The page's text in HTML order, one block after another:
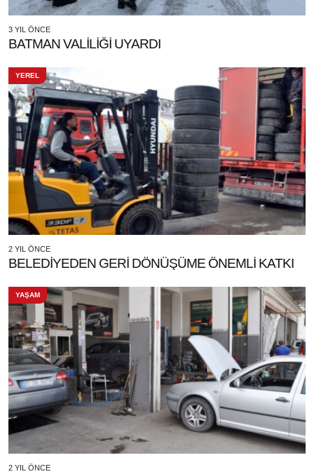
3 YIL ÖNCE
BATMAN VALİLİĞİ UYARDI
YEREL
2 YIL ÖNCE
BELEDİYEDEN GERİ DÖNÜŞÜME ÖNEMLİ KATKI
YAŞAM
2 YIL ÖNCE